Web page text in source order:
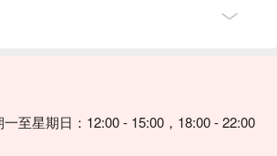
至星期日：12:00 - 15:00，18:00 - 22:00